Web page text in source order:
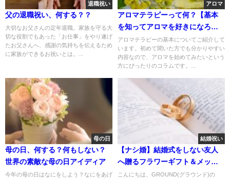
退職祝い
父の退職祝い、何する？？
大切なお父さんの定年退職。家族を守る大
切な役割でもあった「お仕事」をやり遂げ
たお父さんへ、感謝の気持ちを伝えるため
に家族ができるお祝いとは。...
アロマ
アロマテラピーって何？【基本
を知ってアロマを好きになろ
う】
アロマテラピーの基本についてご紹介して
います。初めて聞いた方でも分かりやすい
内容なので、アロマを始めてみたいという
方にぴったりのコラムです。...
母の日
母の日、何する？何もしない？
世界の素敵な母の日アイディア
今年の母の日はなにをしよう？なにをあげ
結婚祝い
【ナシ婚】結婚式をしない友人
へ贈るフラワーギフト＆メッセ
ージ
こんにちは、GROUND(グラウンド)の